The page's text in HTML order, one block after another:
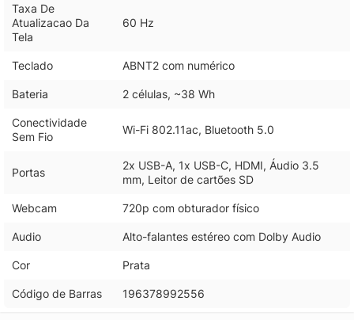
Taxa De
Atualizacao Da
Tela
60 Hz
Teclado ABNT2 com numérico
Bateria 2 células, ~38 Wh
Conectividade
Sem Fio
Wi-Fi 802.11ac, Bluetooth 5.0
Portas
2x USB-A, 1x USB-C, HDMI, Áudio 3.5
mm, Leitor de cartões SD
Webcam 720p com obturador físico
Audio Alto-falantes estéreo com Dolby Audio
Cor Prata
Código de Barras 196378992556